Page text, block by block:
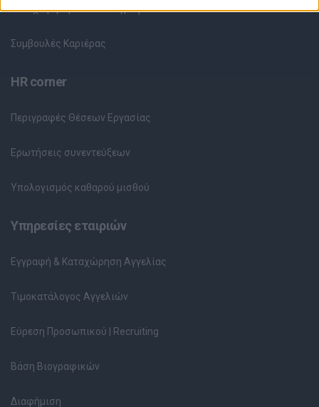
Καταχώρηση Online Βιογραφικού
Συμβουλές Καριέρας
HR corner
Περιγραφές Θέσεων Εργασίας
Ερωτήσεις συνεντεύξεων
Υπολογισμός καθαρού μισθού
Υπηρεσίες εταιριών
Εγγραφή & Καταχώρηση Αγγελίας
Τιμοκατάλογος Αγγελιών
Εύρεση Προσωπικού | Recruiting
Βάση Βιογραφικών
Διαφήμιση